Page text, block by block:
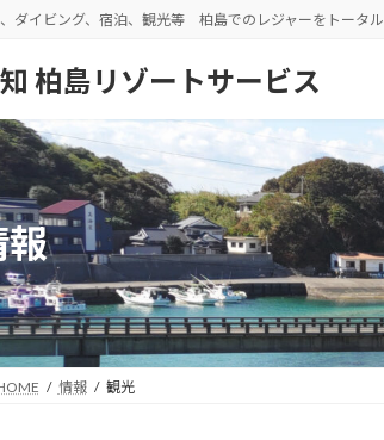
ダイビング、宿泊、観光等 柏島でのレジャーをトータ
柏島リゾートサービス
報
情報 観光